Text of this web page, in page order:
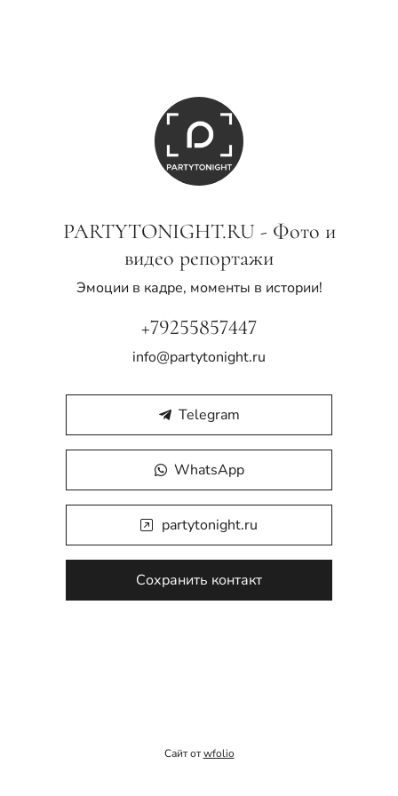
PARTYTONIGHT.RU - Фото и
видео репортажи
Эмоции в кадре, моменты в истории!
+79255857447
info@partytonight.ru
Telegram
WhatsApp
partytonight.ru
Сохранить контакт
Сайт отwfolio